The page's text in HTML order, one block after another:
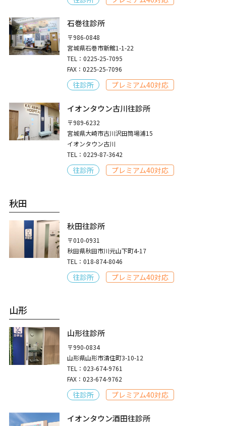
石巻往診所
〒986-0848
宮城県石巻市新館1-1-22
TEL：0225-25-7095
FAX：0225-25-7096
往診所 プレミアム40対応
イオンタウン古川往診所
〒989-6232
宮城県大崎市古川沢田筒場浦15
イオンタウン古川
TEL：0229-87-3642
往診所 プレミアム40対応
秋田
秋田往診所
〒010-0931
秋田県秋田市川元山下町4-17
TEL：018-874-8046
往診所 プレミアム40対応
山形
山形往診所
〒990-0834
山形県山形市清住町3-10-12
TEL：023-674-9761
FAX：023-674-9762
往診所 プレミアム40対応
イオンタウン酒田往診所